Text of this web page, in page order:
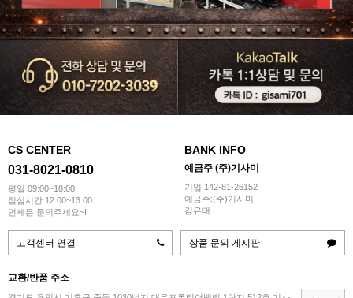
CS CENTER
031-8021-0810
평일 09:00~18:00
점심시간 12:00~13:00
언제든 문의주세요~!
BANK INFO
예금주 (주)기사미
기업 142-81-26152
예금주:(주)기사미
김유태
고객센터 연결 상품 문의 게시판
교환/반품 주소